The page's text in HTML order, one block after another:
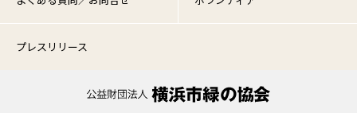
プレスリリース